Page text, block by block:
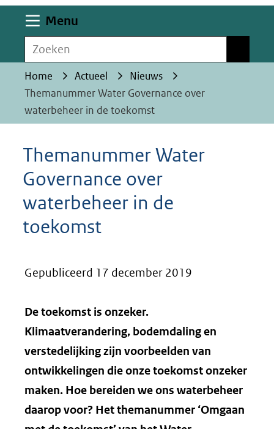
worden
toegestaan
geweigerd.
Menu
Zoeken
Home Actueel
Nieuws
Themanummer Water Governance over
waterbeheer in de toekomst
Themanummer Water
Governance over
waterbeheer in de
toekomst
Gepubliceerd 17 december 2019
De toekomst is onzeker.
Klimaatverandering, bodemdaling en
verstedelijking zijn voorbeelden van
ontwikkelingen die onze toekomst onzeker
maken. Hoe bereiden we ons waterbeheer
daarop voor? Het themanummer ‘Omgaan